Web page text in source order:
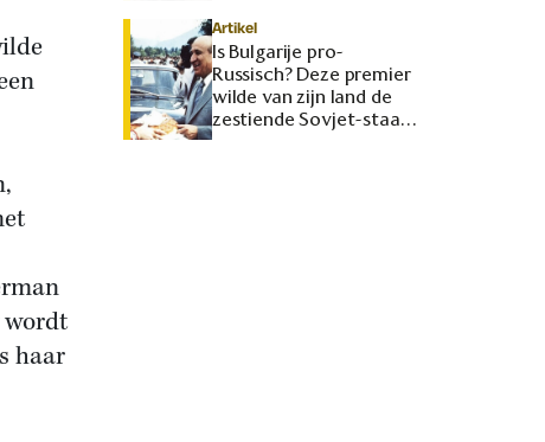
haar
Artikel
Is Bulgarije pro-
Russisch? Deze premier
wilde van zijn land de
zestiende Sovjet-staat
maken